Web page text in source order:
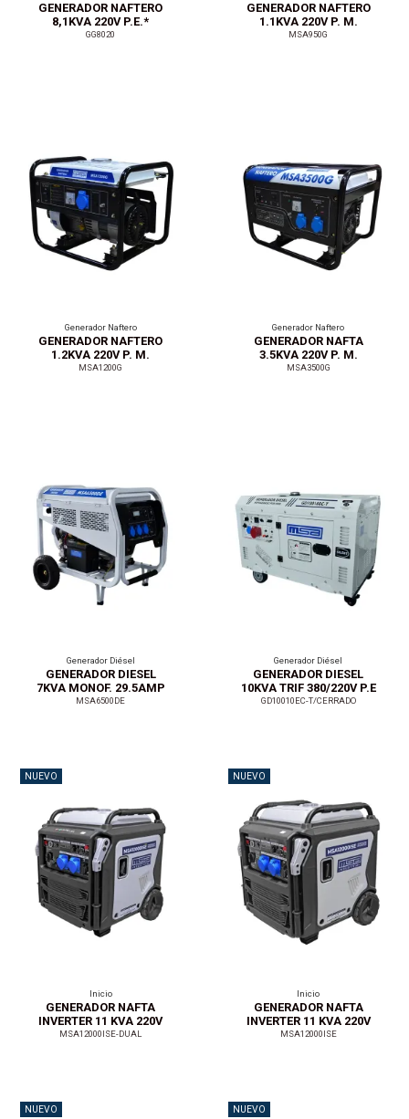
GENERADOR NAFTERO
8,1KVA 220V P.E.*
GG8020
GENERADOR NAFTERO
1.1KVA 220V P. M.
MSA950G
Generador Naftero
GENERADOR NAFTERO
1.2KVA 220V P. M.
MSA1200G
Generador Naftero
GENERADOR NAFTA
3.5KVA 220V P. M.
MSA3500G
Generador Diésel
GENERADOR DIESEL
7KVA MONOF. 29.5AMP
MSA6500DE
Generador Diésel
GENERADOR DIESEL
10KVA TRIF 380/220V P.E
GD10010EC-T/CERRADO
NUEVO
Inicio
GENERADOR NAFTA
INVERTER 11 KVA 220V
P.E C/PANEL ATS
MSA12000ISE-DUAL
NUEVO
Inicio
GENERADOR NAFTA
INVERTER 11 KVA 220V
PE
MSA12000ISE
NUEVO NUEVO